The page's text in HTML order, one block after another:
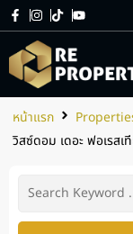
หน้าแรก
วิสซ์ดอม เดอะ ฟอเรสเ